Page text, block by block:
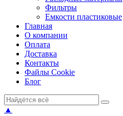
Фильтры
Емкости пластиковые
Главная
О компании
Оплата
Доставка
Контакты
Файлы Cookie
Блог
▲